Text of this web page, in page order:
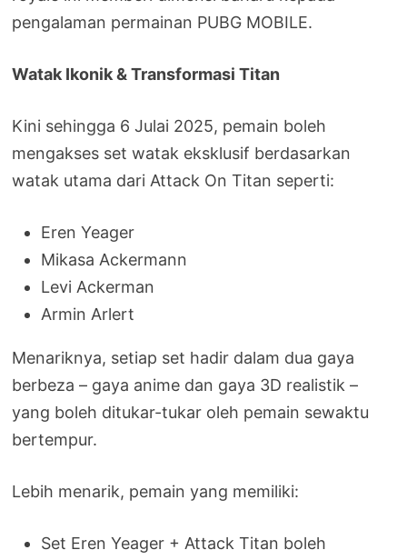
pengalaman permainan PUBG MOBILE.
Watak Ikonik & Transformasi Titan
Kini sehingga 6 Julai 2025, pemain boleh
mengakses set watak eksklusif berdasarkan
watak utama dari Attack On Titan seperti:
Eren Yeager
Mikasa Ackermann
Levi Ackerman
Armin Arlert
Menariknya, setiap set hadir dalam dua gaya
berbeza – gaya anime dan gaya 3D realistik –
yang boleh ditukar-tukar oleh pemain sewaktu
bertempur.
Lebih menarik, pemain yang memiliki:
Set Eren Yeager + Attack Titan boleh